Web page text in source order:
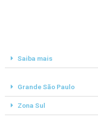
Saiba mais
Grande São Paulo
Zona Sul